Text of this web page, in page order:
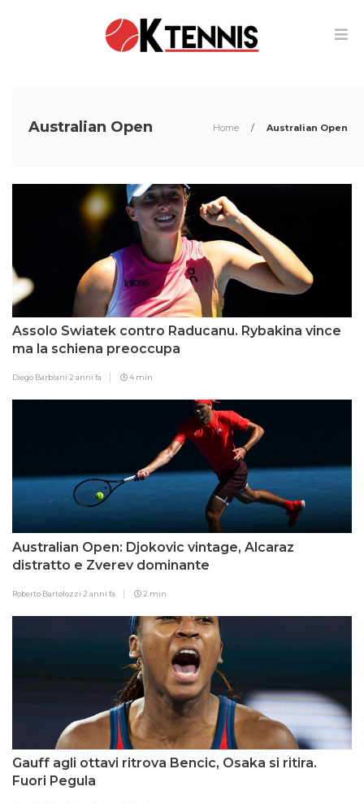
Australian Open Home / Australian Open
Assolo Swiatek contro Raducanu. Rybakina vince
ma la schiena preoccupa
Diego Barbiani 2 anni fa 4 min
Australian Open: Djokovic vintage, Alcaraz
distratto e Zverev dominante
Roberto Bartolozzi 2 anni fa 2 min
Gauff agli ottavi ritrova Bencic, Osaka si ritira.
Fuori Pegula